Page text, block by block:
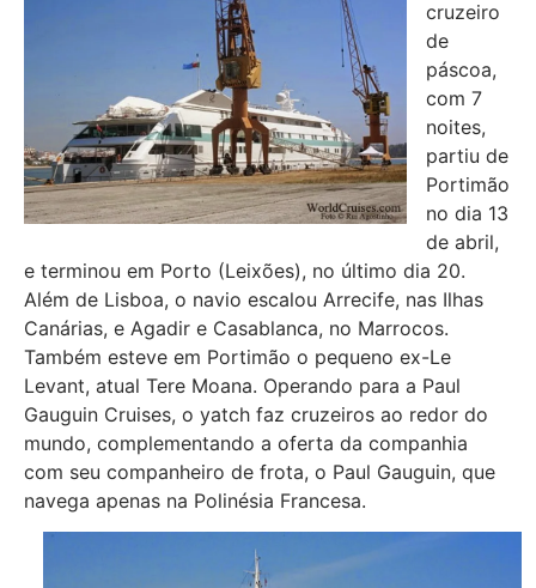
cruzeiro
de
páscoa,
com 7
noites,
partiu de
Portimão
no dia 13
de abril,
e terminou em Porto (Leixões), no último dia 20.
Além de Lisboa, o navio escalou Arrecife, nas Ilhas
Canárias, e Agadir e Casablanca, no Marrocos.
Também esteve em Portimão o pequeno ex-Le
Levant, atual Tere Moana. Operando para a Paul
Gauguin Cruises, o yatch faz cruzeiros ao redor do
mundo, complementando a oferta da companhia
com seu companheiro de frota, o Paul Gauguin, que
navega apenas na Polinésia Francesa.